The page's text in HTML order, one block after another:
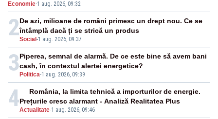
cunoscută de pe vremea lui Ceaușescu
Economie·1 aug. 2026, 09:32
2Social -1 aug. 2026, 09:37
De azi, milioane de români primesc un drept nou. Ce se
întâmplă dacă ți se strică un produs
3 Politica-1 aug. 2026, 09:39
Piperea, semnal de alarmă. De ce este bine să avem bani
cash, în contextul alertei energetice?
4Actualitate-1 aug. 2026, 09:46
România, la limita tehnică a importurilor de energie.
Prețurile cresc alarmant - Analiză Realitatea Plus